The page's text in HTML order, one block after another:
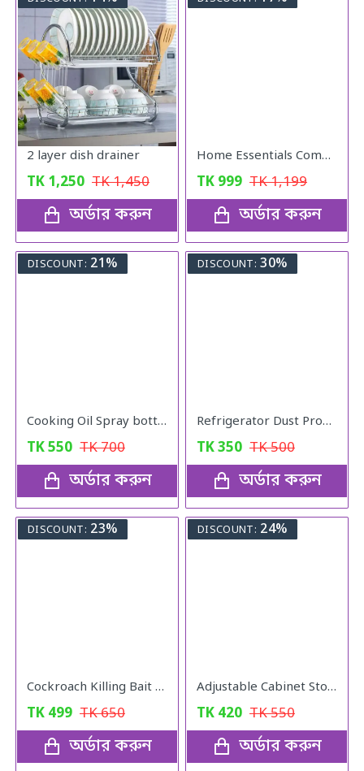
2 layer dish drainer
TK 1,250 TK1,450
অর্ডার করুন
Home Essentials Combo Pack
TK 999 TK1,199
অর্ডার করুন
DISCOUNT: 21%
Cooking Oil Spray bottle
TK550 TK700
অর্ডার করুন
DISCOUNT: 30%
Refrigerator Dust Proof Cover
TK350 TK500
অর্ডার করুন
DISCOUNT: 23%
Cockroach Killing Bait Powder (5 pcs)
TK 499 TK650
অর্ডার করুন
DISCOUNT: 24%
Adjustable Cabinet Storage Divider (6pcs)
TK 420 TK550
অর্ডার করুন